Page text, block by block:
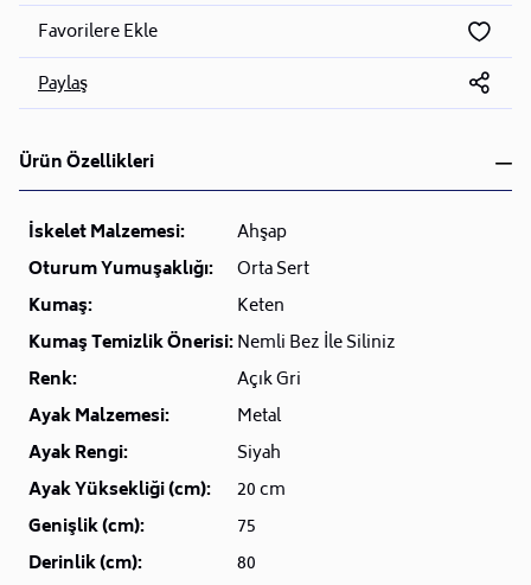
Favorilere Ekle
Paylaş
Ürün Özellikleri
İskelet Malzemesi:
Ahşap
Oturum Yumuşaklığı:
Orta Sert
Kumaş:
Keten
Kumaş Temizlik Önerisi:Nemli Bez İle Siliniz
Renk:
Açık Gri
Ayak Malzemesi:
Metal
Ayak Rengi:
Siyah
Ayak Yüksekliği (cm):
20 cm
Genişlik (cm):
75
Derinlik (cm):
80